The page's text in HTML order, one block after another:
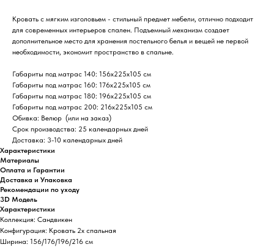
Кровать с мягким изголовьем - стильный предмет мебели, отлично подходит
для современных интерьеров спален. Подъемный механизм создает
дополнительное место для хранения постельного белья и вещей не первой
необходимости, экономит пространство в спальне.
Габариты под матрас 140: 156х225х105 см
Габариты под матрас 160: 176х225х105 см
Габариты под матрас 180: 196х225х105 см
Габариты под матрас 200: 216х225х105 см
Обивка: Велюр (или на заказ)
Срок производства: 25 календарных дней
Доставка: 3-10 календарных дней
Характеристики
Материалы
Оплата и Гарантии
Доставка и Упаковка
Рекомендации по уходу
3D Модель
Характеристики
Коллекция: Сандвикен
Конфигурация: Кровать 2х спальная
Ширина: 156/176/196/216 см